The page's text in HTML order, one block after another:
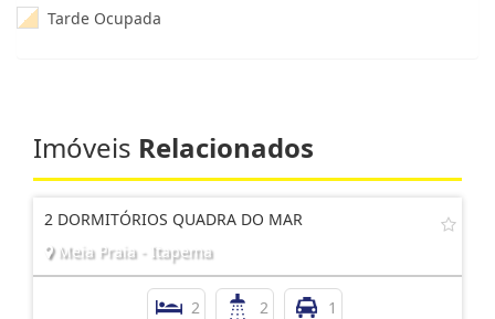
Tarde Ocupada
Imóveis Relacionados
2 DORMITÓRIOS QUADRA DO MAR
Meia Praia - Itapema
2 2 1